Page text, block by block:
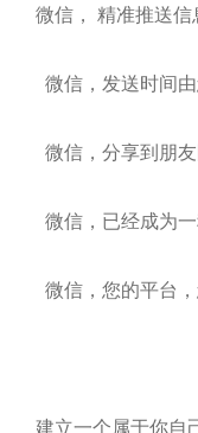
微信， 精准推送
微信，发送时间
微信，分享到朋
微信，已经成为
微信，您的平台，
建立一个属于你自